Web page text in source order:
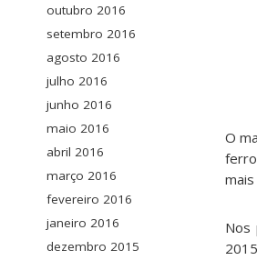
outubro 2016
setembro 2016
agosto 2016
julho 2016
junho 2016
maio 2016
abril 2016
março 2016
fevereiro 2016
janeiro 2016
dezembro 2015
O
Nos